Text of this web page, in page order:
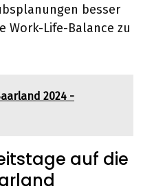
besser
Work-Life-Balance zu
2024 -
auf die